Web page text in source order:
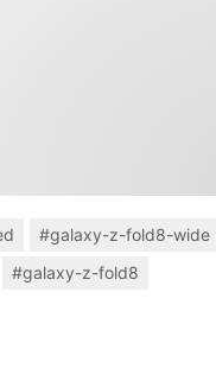
#galaxy-z-fold8-wide
#galaxy-z-fold8